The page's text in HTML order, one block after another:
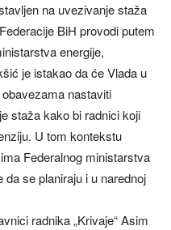
na uvezivanje staža
BiH provodi putem
energije,
je istakao da će Vlada u
nastaviti
staža kako bi radnici koji
U tom kontekstu
Federalnog ministarstva
se planiraju i u narednoj
radnika „Krivaje“ Asim